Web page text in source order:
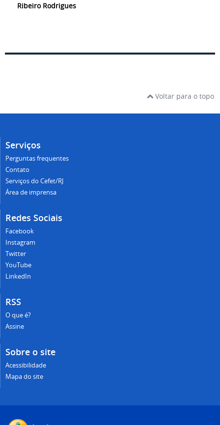
Ribeiro Rodrigues
Voltar para o topo
Serviços
Perguntas frequentes
Contato
Serviços do Cefet/RJ
Área de imprensa
Redes Sociais
Facebook
Instagram
Twitter
YouTube
LinkedIn
RSS
O que é?
Assine
Sobre o site
Acessibilidade
Mapa do site